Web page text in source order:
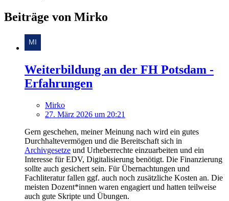
Beiträge von Mirko
Weiterbildung an der FH Potsdam -
Erfahrungen
Mirko
27. März 2026 um 20:21
Gern geschehen, meiner Meinung nach wird ein gutes
Durchhaltevermögen und die Bereitschaft sich in
Archivgesetze und Urheberrechte einzuarbeiten und ein
Interesse für EDV, Digitalisierung benötigt. Die Finanzierung
sollte auch gesichert sein. Für Übernachtungen und
Fachliteratur fallen ggf. auch noch zusätzliche Kosten an. Die
meisten Dozent*innen waren engagiert und hatten teilweise
auch gute Skripte und Übungen.